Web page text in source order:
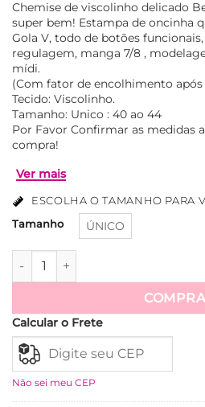
Chemise de viscolinho delicado
super bem! Estampa de oncinha
Gola V, todo de botões
regulagem, manga 7/8 ,
mídi.
(Com fator de encolhimento após
Tecido: Viscolinho.
Tamanho: Unico : 40 ao 44
Por Favor Confirmar as medidas
compra!
Ver mais
ESCOLHA O TAMANHO PARA
Tamanho ÚNICO
Chemise Viscolinho Mídi
Calcular o Frete
Não sei meu CEP